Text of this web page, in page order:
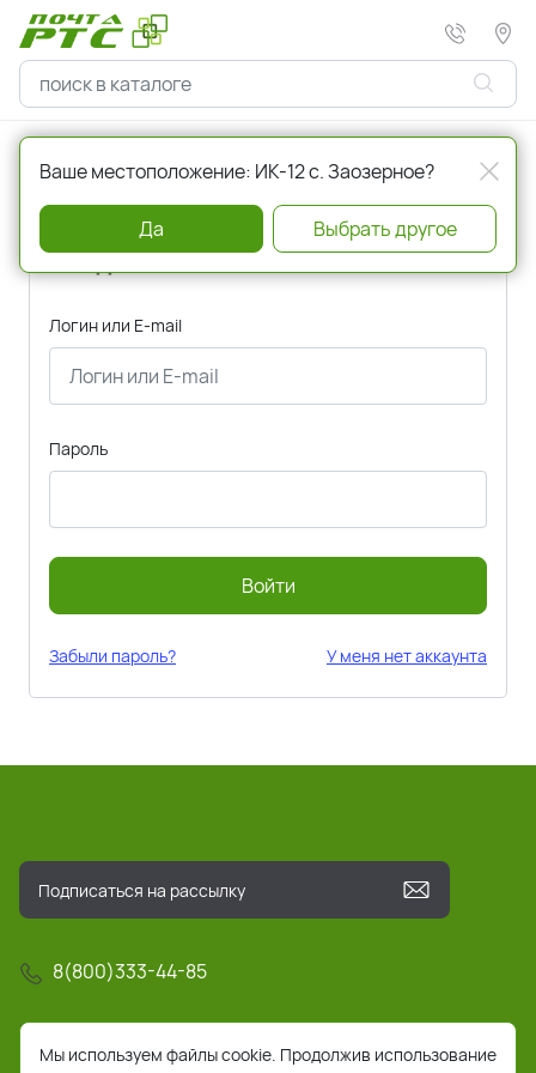
Главная Авторизация
Вход
Логин или E-mail
Пароль
Войти
Забыли пароль? У меня нет аккаунта
8(800)333-44-85
info@pochta-rts.ru
Мы используем файлы cookie. Продолжив использование
Ваше местоположение: ИК-12 с. Заозерное?
Да Выбрать другое